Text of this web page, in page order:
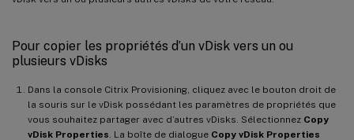
Pour copier les propriétés d’un vDisk vers un ou
plusieurs vDisks
Dans la console Citrix Provisioning, cliquez avec le bouton droit de
la souris sur le vDisk possédant les paramètres de propriétés que
vous souhaitez partager avec d’autres vDisks. Sélectionnez Copy
vDisk Properties . La boîte de dialogue Copy vDisk Properties